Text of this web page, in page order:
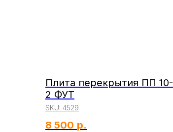
Плита перекрытия ПП 10-
2 ФУТ
SKU: 4529
8 500 р.